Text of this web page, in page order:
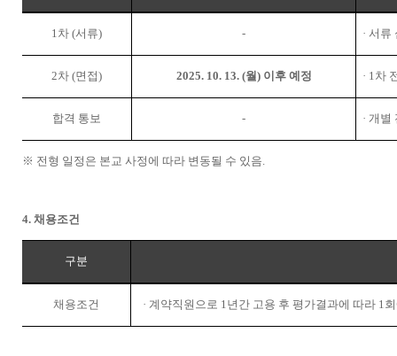
1차 (서류) - · 서류
2차 (면접) 2025. 10. 13. (월 ) 이후 예정 · 1차
합격 통보 - · 개별
※ 전형 일정은 본교 사정에 따라 변동될 수 있음.
4. 채용조건
구분
채용조건 ·계약직원으로 1년간 고용 후 평가결과에 따라 1